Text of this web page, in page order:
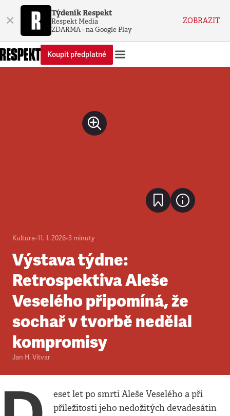
× Týdeník Respekt
Respekt Media
ZDARMA - na Google Play
ZOBRAZIT
Koupit předplatné
Kultura•11. 1. 2026•3 minuty
Výstava týdne:
Retrospektiva Aleše
Veselého připomíná, že
sochař v tvorbě nedělal
kompromisy
Jan H. Vitvar
eset let po smrti Aleše Veselého a při
příležitosti jeho nedožitých devadesátin